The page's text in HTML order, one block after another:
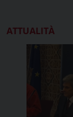
ATTUALITÀ